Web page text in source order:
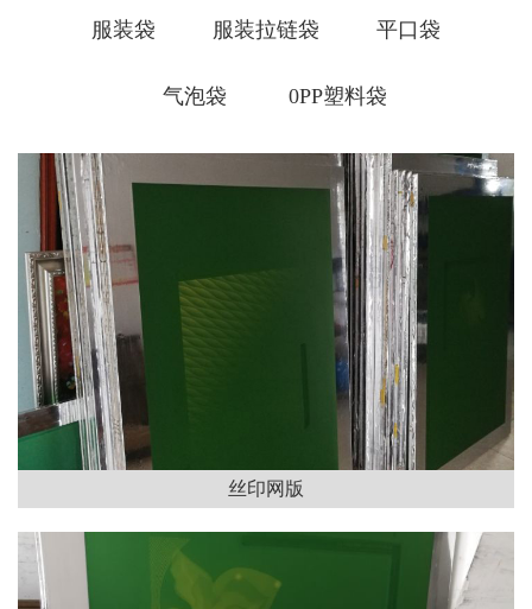
服装袋 服装拉链袋 平口袋
气泡袋 0PP塑料袋
丝印网版